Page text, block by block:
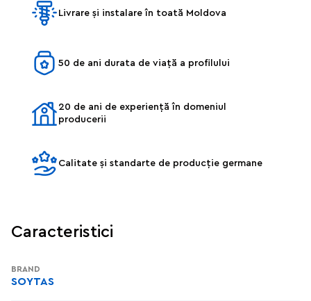
Livrare și instalare în toată Moldova
50 de ani durata de viață a profilului
20 de ani de experiență în domeniul
producerii
Calitate și standarte de producție germane
Caracteristici
BRAND
SOYTAS